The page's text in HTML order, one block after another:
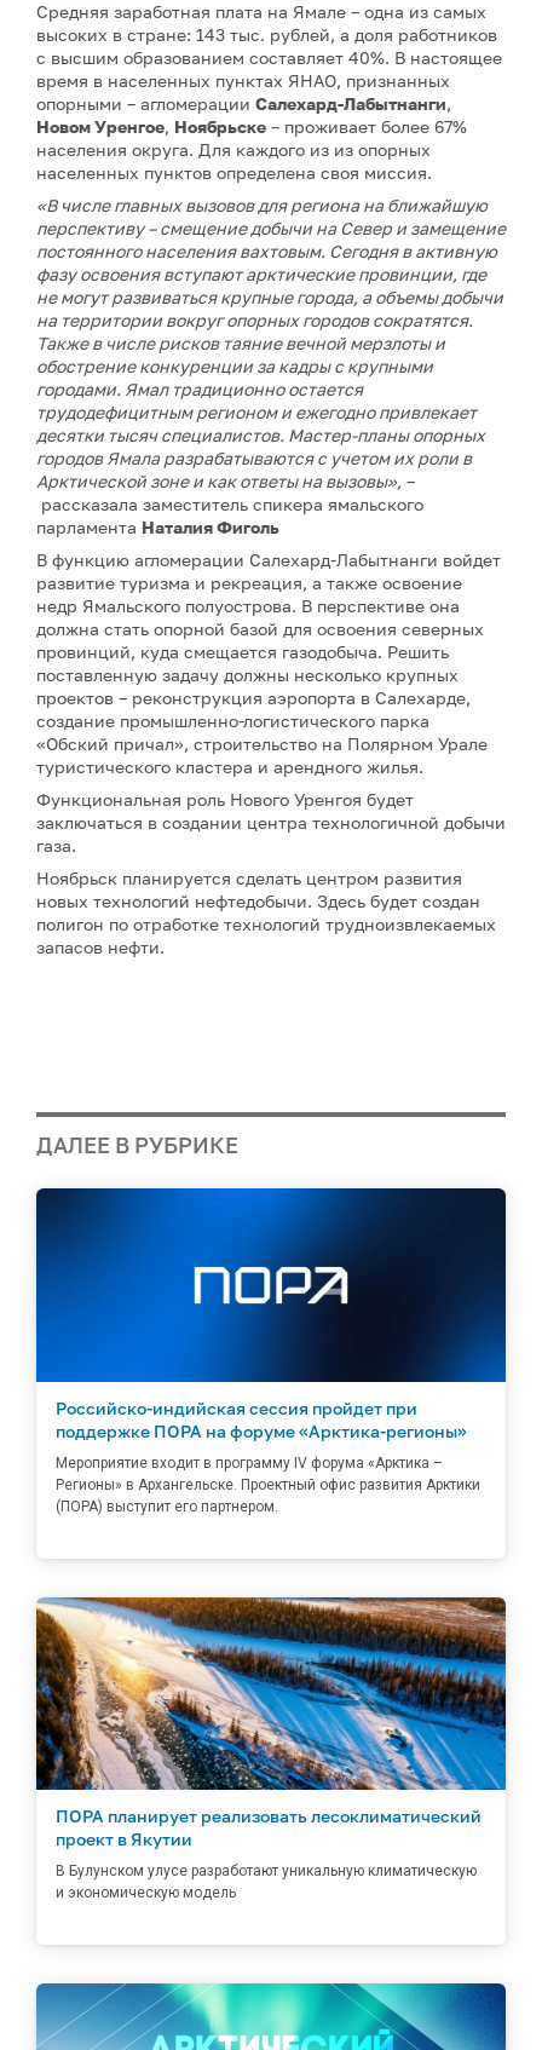
Средняя заработная плата на Ямале – одна из самых
высоких в стране: 143 тыс. рублей, а доля работников
с высшим образованием составляет 40%. В настоящее
время в населенных пунктах ЯНАО, признанных
опорными – агломерации Салехард-Лабытнанги,
Новом Уренгое, Ноябрьске – проживает более 67%
населения округа. Для каждого из из опорных
населенных пунктов определена своя миссия.
«В числе главных вызовов для региона на ближайшую
перспективу – смещение добычи на Север и замещение
постоянного населения вахтовым. Сегодня в активную
фазу освоения вступают арктические провинции, где
не могут развиваться крупные города, а объемы добычи
на территории вокруг опорных городов сократятся.
Также в числе рисков таяние вечной мерзлоты и
обострение конкуренции за кадры с крупными
городами. Ямал традиционно остается
трудодефицитным регионом и ежегодно привлекает
десятки тысяч специалистов. Мастер-планы опорных
городов Ямала разрабатываются с учетом их роли в
Арктической зоне и как ответы на вызовы», –
рассказала заместитель спикера ямальского
парламента Наталия Фиголь
В функцию агломерации Салехард-Лабытнанги войдет
развитие туризма и рекреация, а также освоение
недр Ямальского полуострова. В перспективе она
должна стать опорной базой для освоения северных
провинций, куда смещается газодобыча. Решить
поставленную задачу должны несколько крупных
проектов – реконструкция аэропорта в Салехарде,
создание промышленно-логистического парка
«Обский причал», строительство на Полярном Урале
туристического кластера и арендного жилья.
Функциональная роль Нового Уренгоя будет
заключаться в создании центра технологичной добычи
газа.
Ноябрьск планируется сделать центром развития
новых технологий нефтедобычи. Здесь будет создан
полигон по отработке технологий трудноизвлекаемых
запасов нефти.
ДАЛЕЕ В РУБРИКЕ
Российско-индийская сессия пройдет при
поддержке ПОРА на форуме «Арктика-регионы»
Мероприятие входит в программу IV форума «Арктика –
Регионы» в Архангельске. Проектный офис развития Арктики
(ПОРА) выступит его партнером.
ПОРА планирует реализовать лесоклиматический
проект в Якутии
В Булунском улусе разработают уникальную климатическую
и экономическую модель